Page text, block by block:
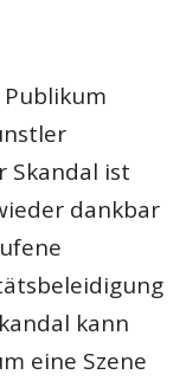
Skandal ist
dankbar
kann
eine Szene